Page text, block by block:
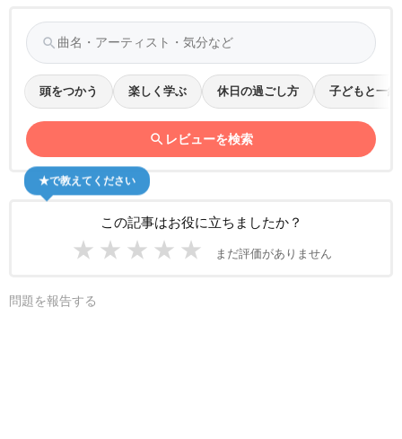
search
頭をつかう 楽しく学ぶ 休日の過ごし方 子どもと一緒
search レビューを検索
この記事はお役に立ちましたか？
★ ★ ★ ★ ★ まだ評価がありません
★で教えてください
問題を報告する